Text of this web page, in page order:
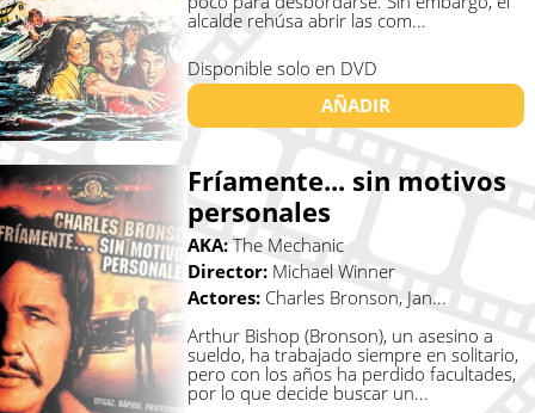
alcalde rehúsa abrir las com...
Disponible solo en DVD
AÑADIR
Fríamente... sin motivos
personales
AKA: The Mechanic
Director: Michael Winner
Actores: Charles Bronson, Jan...
Arthur Bishop (Bronson), un asesino a
sueldo, ha trabajado siempre en solitario,
pero con los años ha perdido facultades,
por lo que decide buscar un...